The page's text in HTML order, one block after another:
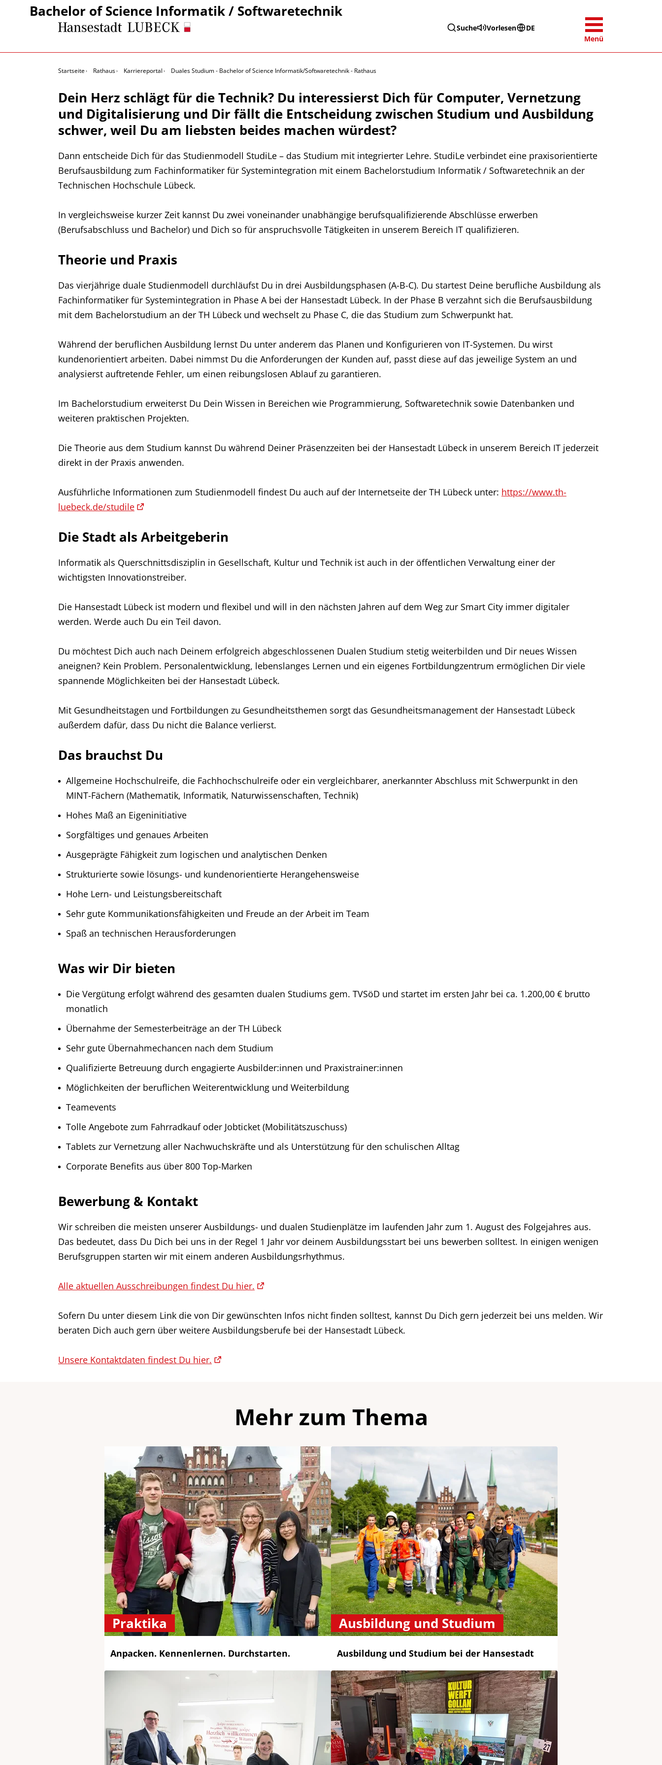
Suche Vorlesen
DE
Menü
Bachelor of Science Informatik / Softwaretechnik
Startseite Rathaus Karriereportal Duales Studium - Bachelor of Science Informatik/Softwaretechnik - Rathaus
Dein Herz schlägt für die Technik? Du interessierst Dich für Computer, Vernetzung
und Digitalisierung und Dir fällt die Entscheidung zwischen Studium und Ausbildung
schwer, weil Du am liebsten beides machen würdest?
Dann entscheide Dich für das Studienmodell StudiLe – das Studium mit integrierter Lehre. StudiLe verbindet eine praxisorientierte
Berufsausbildung zum Fachinformatiker für Systemintegration mit einem Bachelorstudium Informatik / Softwaretechnik an der
Technischen Hochschule Lübeck.
In vergleichsweise kurzer Zeit kannst Du zwei voneinander unabhängige berufsqualifizierende Abschlüsse erwerben
(Berufsabschluss und Bachelor) und Dich so für anspruchsvolle Tätigkeiten in unserem Bereich IT qualifizieren.
Theorie und Praxis
Das vierjährige duale Studienmodell durchläufst Du in drei Ausbildungsphasen (A-B-C). Du startest Deine berufliche Ausbildung als
Fachinformatiker für Systemintegration in Phase A bei der Hansestadt Lübeck. In der Phase B verzahnt sich die Berufsausbildung
mit dem Bachelorstudium an der TH Lübeck und wechselt zu Phase C, die das Studium zum Schwerpunkt hat.
Während der beruflichen Ausbildung lernst Du unter anderem das Planen und Konfigurieren von IT-Systemen. Du wirst
kundenorientiert arbeiten. Dabei nimmst Du die Anforderungen der Kunden auf, passt diese auf das jeweilige System an und
analysierst auftretende Fehler, um einen reibungslosen Ablauf zu garantieren.
Im Bachelorstudium erweiterst Du Dein Wissen in Bereichen wie Programmierung, Softwaretechnik sowie Datenbanken und
weiteren praktischen Projekten.
Die Theorie aus dem Studium kannst Du während Deiner Präsenzzeiten bei der Hansestadt Lübeck in unserem Bereich IT jederzeit
direkt in der Praxis anwenden.
Ausführliche Informationen zum Studienmodell findest Du auch auf der Internetseite der TH Lübeck unter: https://www.th-
luebeck.de/studile
Die Stadt als Arbeitgeberin
Informatik als Querschnittsdisziplin in Gesellschaft, Kultur und Technik ist auch in der öffentlichen Verwaltung einer der
wichtigsten Innovationstreiber.
Die Hansestadt Lübeck ist modern und flexibel und will in den nächsten Jahren auf dem Weg zur Smart City immer digitaler
werden. Werde auch Du ein Teil davon.
Du möchtest Dich auch nach Deinem erfolgreich abgeschlossenen Dualen Studium stetig weiterbilden und Dir neues Wissen
aneignen? Kein Problem. Personalentwicklung, lebenslanges Lernen und ein eigenes Fortbildungzentrum ermöglichen Dir viele
spannende Möglichkeiten bei der Hansestadt Lübeck.
Mit Gesundheitstagen und Fortbildungen zu Gesundheitsthemen sorgt das Gesundheitsmanagement der Hansestadt Lübeck
außerdem dafür, dass Du nicht die Balance verlierst.
Das brauchst Du
Allgemeine Hochschulreife, die Fachhochschulreife oder ein vergleichbarer, anerkannter Abschluss mit Schwerpunkt in den
MINT-Fächern (Mathematik, Informatik, Naturwissenschaften, Technik)
Hohes Maß an Eigeninitiative
Sorgfältiges und genaues Arbeiten
Ausgeprägte Fähigkeit zum logischen und analytischen Denken
Strukturierte sowie lösungs- und kundenorientierte Herangehensweise
Hohe Lern- und Leistungsbereitschaft
Sehr gute Kommunikationsfähigkeiten und Freude an der Arbeit im Team
Spaß an technischen Herausforderungen
Was wir Dir bieten
Die Vergütung erfolgt während des gesamten dualen Studiums gem. TVSöD und startet im ersten Jahr bei ca. 1.200,00 € brutto
monatlich
Übernahme der Semesterbeiträge an der TH Lübeck
Sehr gute Übernahmechancen nach dem Studium
Qualifizierte Betreuung durch engagierte Ausbilder:innen und Praxistrainer:innen
Möglichkeiten der beruflichen Weiterentwicklung und Weiterbildung
Teamevents
Tolle Angebote zum Fahrradkauf oder Jobticket (Mobilitätszuschuss)
Tablets zur Vernetzung aller Nachwuchskräfte und als Unterstützung für den schulischen Alltag
Corporate Benefits aus über 800 Top-Marken
Bewerbung & Kontakt
Wir schreiben die meisten unserer Ausbildungs- und dualen Studienplätze im laufenden Jahr zum 1. August des Folgejahres aus.
Das bedeutet, dass Du Dich bei uns in der Regel 1 Jahr vor deinem Ausbildungsstart bei uns bewerben solltest. In einigen wenigen
Berufsgruppen starten wir mit einem anderen Ausbildungsrhythmus.
Alle aktuellen Ausschreibungen findest Du hier.
Sofern Du unter diesem Link die von Dir gewünschten Infos nicht finden solltest, kannst Du Dich gern jederzeit bei uns melden. Wir
beraten Dich auch gern über weitere Ausbildungsberufe bei der Hansestadt Lübeck.
Unsere Kontaktdaten findest Du hier.
Mehr zum Thema
Praktika
Anpacken. Kennenlernen. Durchstarten.
Ausbildung und Studium
Ausbildung und Studium bei der Hansestadt